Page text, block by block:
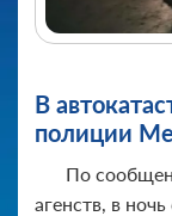
В
полиции
По
агенств, в